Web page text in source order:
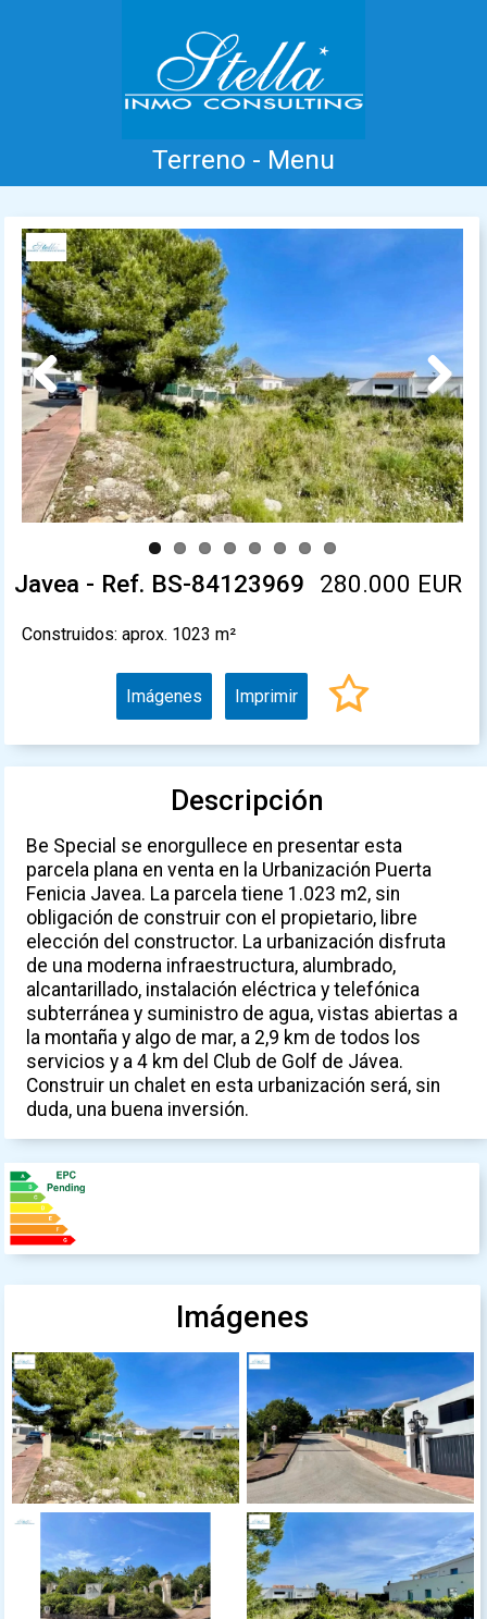
Terreno - Menu
Inicio Costa Blanca Venta Alquiler
Nueva Construcción
Información
Testimonios
Previous Next
Javea - Ref. BS-84123969 280.000 EUR
Construidos: aprox. 1023 m²
Imágenes Imprimir
Descripción
Be Special se enorgullece en presentar esta
parcela plana en venta en la Urbanización Puerta
Fenicia Javea. La parcela tiene 1.023 m2, sin
obligación de construir con el propietario, libre
elección del constructor. La urbanización disfruta
de una moderna infraestructura, alumbrado,
alcantarillado, instalación eléctrica y telefónica
subterránea y suministro de agua, vistas abiertas a
la montaña y algo de mar, a 2,9 km de todos los
servicios y a 4 km del Club de Golf de Jávea.
Construir un chalet en esta urbanización será, sin
duda, una buena inversión.
Imágenes